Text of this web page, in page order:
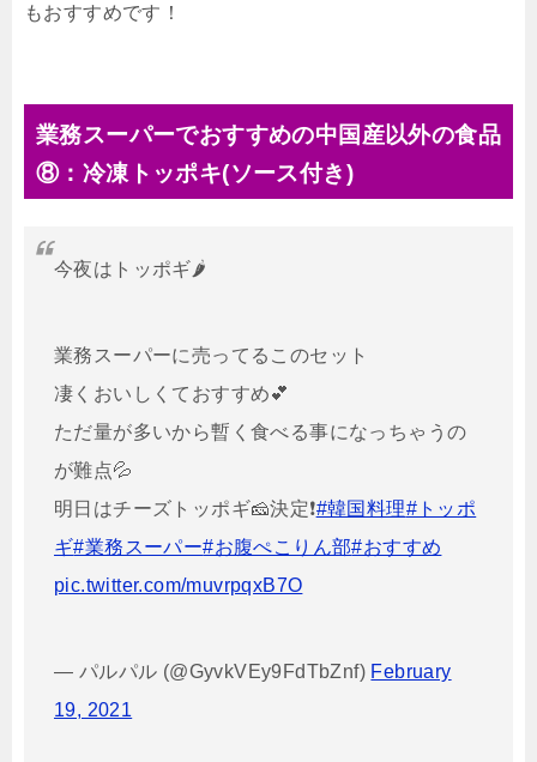
もおすすめです！
業務スーパーでおすすめの中国産以外の食品
⑧：冷凍トッポキ(ソース付き)
今夜はトッポギ🌶
業務スーパーに売ってるこのセット
凄くおいしくておすすめ💕
ただ量が多いから暫く食べる事になっちゃうの
が難点💦
明日はチーズトッポギ🧀決定❗️#韓国料理#トッポ
ギ#業務スーパー#お腹ぺこりん部#おすすめ
pic.twitter.com/muvrpqxB7O
— パルパル (@GyvkVEy9FdTbZnf) February
19, 2021